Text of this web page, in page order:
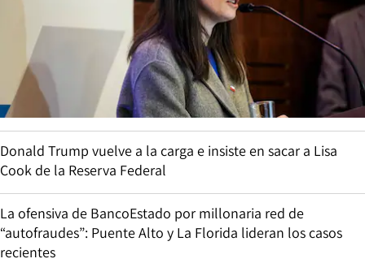
Donald Trump vuelve a la carga e insiste en sacar a Lisa
Cook de la Reserva Federal
La ofensiva de BancoEstado por millonaria red de
“autofraudes”: Puente Alto y La Florida lideran los casos
recientes